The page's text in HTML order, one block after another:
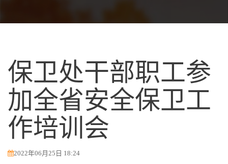
保卫处干部职工参
加全省安全保卫工
作培训会
2022年06月25日 18:24